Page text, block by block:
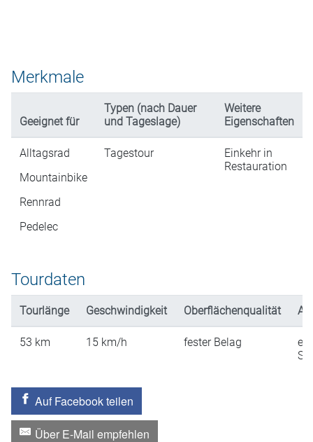
Merkmale
Geeignet für
Typen (nach Dauer
und Tageslage)
Weitere
Eigenschaften
Alltagsrad
Mountainbike
Rennrad
Pedelec
Tagestour
Einkehr in
Restauration
Tourdaten
Tourlänge Geschwindigkeit Oberflächenqualität
53 km 15 km/h fester Belag
Auf Facebook teilen
Über E-Mail empfehlen